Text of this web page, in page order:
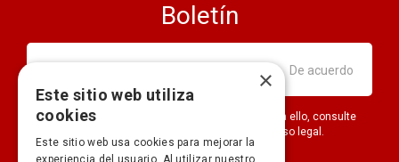
Boletín
Puede darse de baja en cualquier momento. Para ello, consulte
nuestra información de contacto en el aviso legal.
×
Este sitio web utiliza
cookies
Este sitio web usa cookies para mejorar la
experiencia del usuario. Al utilizar nuestro